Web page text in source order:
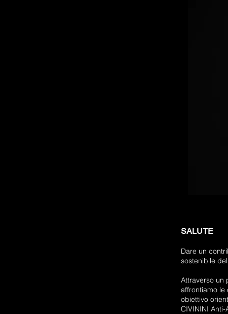
SALUTE
Dare un
sostenibile
Attraverso un
affrontiamo le
obiettivo
CIVININI